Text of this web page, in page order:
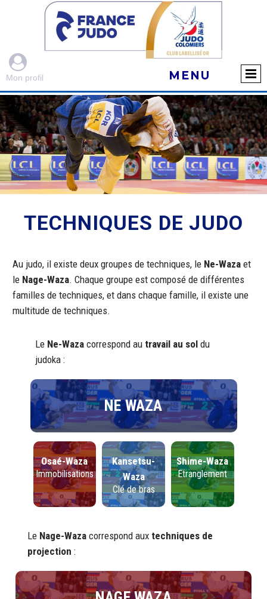

Mon profil MENU
TECHNIQUES DE JUDO
Au judo, il existe deux groupes de techniques, le Ne-Waza et
le Nage-Waza. Chaque groupe est composé de différentes
familles de techniques, et dans chaque famille, il existe une
multitude de techniques.
Le Ne-Waza correspond au travail au sol du
judoka :
NE WAZA
Osaé-Waza
Immobilisations
Kansetsu-
Waza
Clé de bras
Shime-Waza
Etranglement
Le Nage-Wazacorrespond aux techniques de
projection :